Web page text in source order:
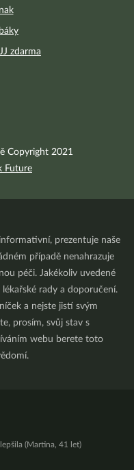
zdarma
Copyright 2021
Future
prezentuje naše
případě nenahrazuje
péči. Jakékoliv uvedené
rady a doporučení.
a nejste jistí svým
prosím, svůj stav s
webu berete toto
(Martina, 41 let)